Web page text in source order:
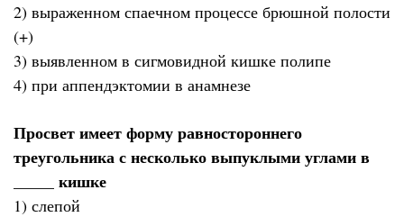
2) выраженном спаечном процессе брюшной полости
(+)
3) выявленном в сигмовидной кишке полипе
4) при аппендэктомии в анамнезе
Просвет имеет форму равностороннего
треугольника с несколько выпуклыми углами в
_____ кишке
1) слепой